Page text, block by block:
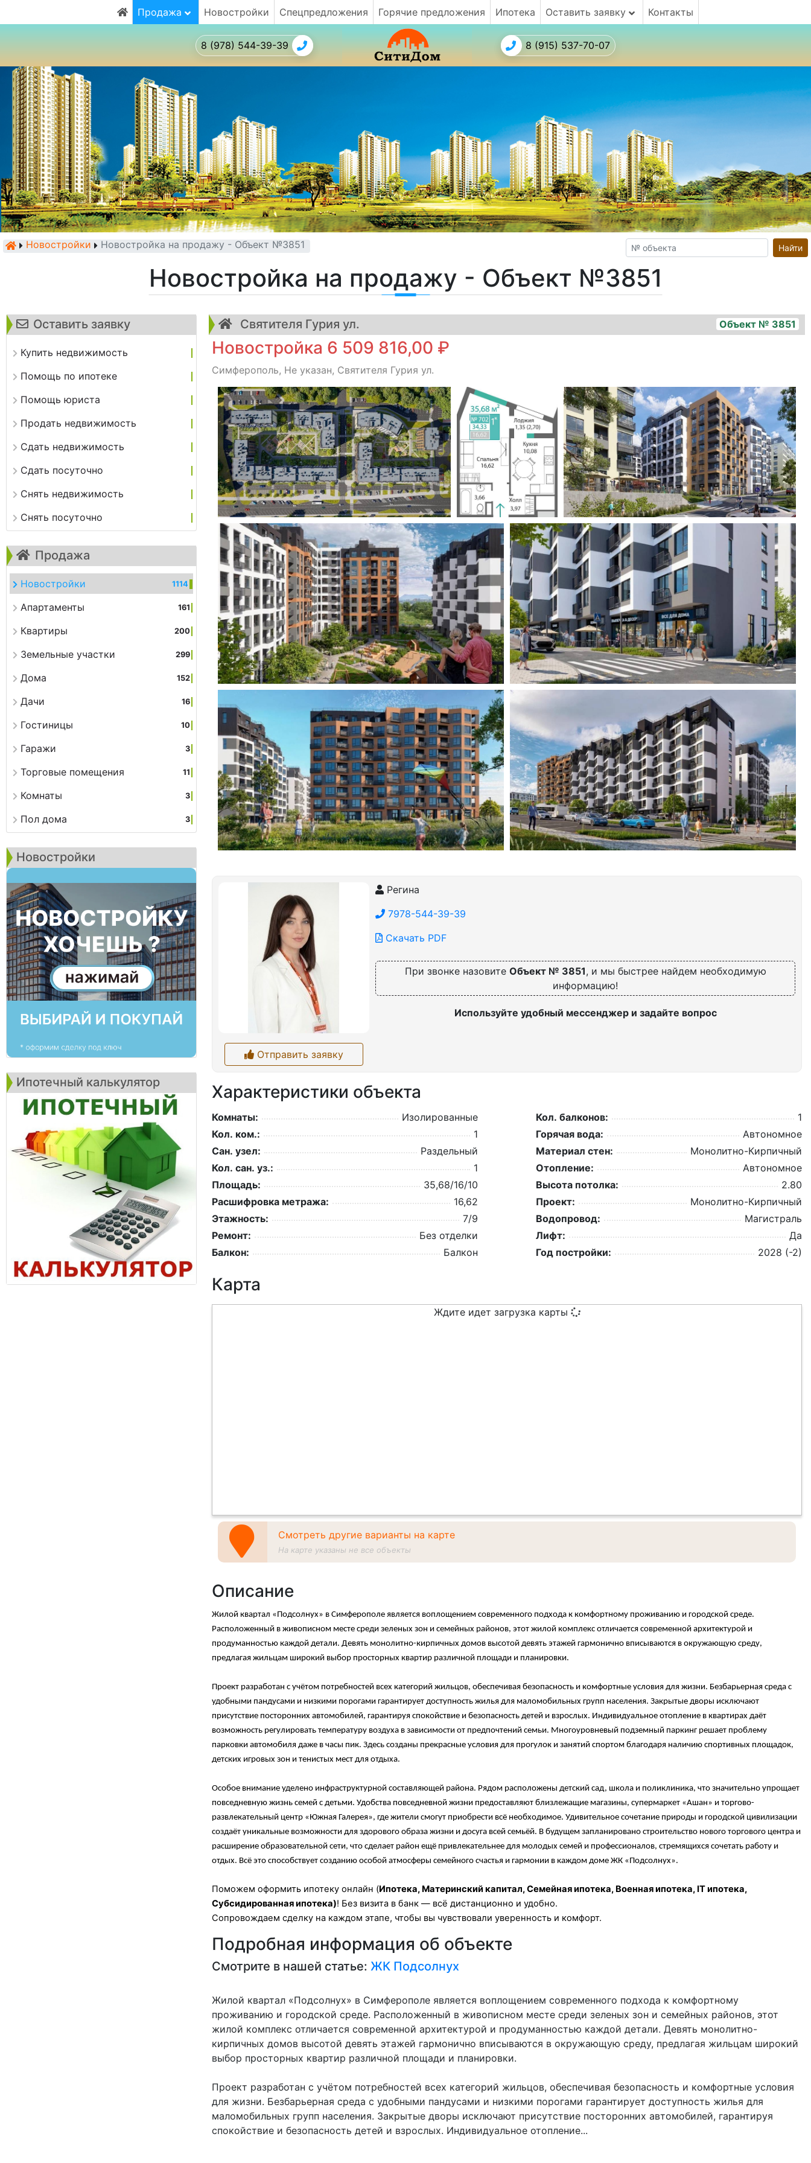
Продажа Новостройки Спецпредложения Горячие предложения Ипотека Оставить заявку Контакты
8 (978) 544-39-39 8 (915) 537-70-07
Новостройки Новостройка на продажу - Объект №3851 Найти
Новостройка на продажу - Объект №3851
Оставить заявку
Купить недвижимость
Помощь по ипотеке
Помощь юриста
Продать недвижимость
Сдать недвижимость
Сдать посуточно
Снять недвижимость
Снять посуточно
Продажа
Новостройки 1114
Апартаменты 161
Квартиры 200
Земельные участки 299
Дома 152
Дачи 16
Гостиницы 10
Гаражи 3
Торговые помещения 11
Комнаты 3
Пол дома 3
Новостройки
Ипотечный калькулятор
Святителя Гурия ул. Объект № 3851
Новостройка 6 509 816,00 ₽
Симферополь, Не указан, Святителя Гурия ул.
Отправить заявку
Регина
7978-544-39-39
Скачать PDF
При звонке назовите Объект № 3851, и мы быстрее найдем необходимую
информацию!
Используйте удобный мессенджер и задайте вопрос
Характеристики объекта
Комнаты:
Изолированные
Кол. ком.:
1
Сан. узел:
Раздельный
Кол. сан. уз.:
1
Площадь:
35,68/16/10
Расшифровка метража:
16,62
Этажность:
7/9
Ремонт:
Без отделки
Балкон:
Балкон
Кол. балконов:
1
Горячая вода:
Автономное
Материал стен:
Монолитно-Кирпичный
Отопление:
Автономное
Высота потолка:
2.80
Проект:
Монолитно-Кирпичный
Водопровод:
Магистраль
Лифт:
Да
Год постройки:
2028 (-2)
Карта
Ждите идет загрузка карты
Смотреть другие варианты на карте
На карте указаны не все объекты
Описание
Жилой квартал «Подсолнух» в Симферополе является воплощением современного подхода к комфортному проживанию и городской среде.
Расположенный в живописном месте среди зеленых зон и семейных районов, этот жилой комплекс отличается современной архитектурой и
продуманностью каждой детали. Девять монолитно-кирпичных домов высотой девять этажей гармонично вписываются в окружающую среду,
предлагая жильцам широкий выбор просторных квартир различной площади и планировки.
Проект разработан с учётом потребностей всех категорий жильцов, обеспечивая безопасность и комфортные условия для жизни. Безбарьерная среда с
удобными пандусами и низкими порогами гарантирует доступность жилья для маломобильных групп населения. Закрытые дворы исключают
присутствие посторонних автомобилей, гарантируя спокойствие и безопасность детей и взрослых. Индивидуальное отопление в квартирах даёт
возможность регулировать температуру воздуха в зависимости от предпочтений семьи. Многоуровневый подземный паркинг решает проблему
парковки автомобиля даже в часы пик. Здесь созданы прекрасные условия для прогулок и занятий спортом благодаря наличию спортивных площадок,
детских игровых зон и тенистых мест для отдыха.
Особое внимание уделено инфраструктурной составляющей района. Рядом расположены детский сад, школа и поликлиника, что значительно упрощает
повседневную жизнь семей с детьми. Удобства повседневной жизни предоставляют близлежащие магазины, супермаркет «Ашан» и торгово-
развлекательный центр «Южная Галерея», где жители смогут приобрести всё необходимое. Удивительное сочетание природы и городской цивилизации
создаёт уникальные возможности для здорового образа жизни и досуга всей семьёй. В будущем запланировано строительство нового торгового центра и
расширение образовательной сети, что сделает район ещё привлекательнее для молодых семей и профессионалов, стремящихся сочетать работу и
отдых. Всё это способствует созданию особой атмосферы семейного счастья и гармонии в каждом доме ЖК «Подсолнух».
Поможем оформить ипотеку онлайн (Ипотека, Материнский капитал, Семейная ипотека, Военная ипотека, IT ипотека,
Субсидированная ипотека)! Без визита в банк — всё дистанционно и удобно.
Сопровождаем сделку на каждом этапе, чтобы вы чувствовали уверенность и комфорт.
Подробная информация об объекте
Смотрите в нашей статье: ЖК Подсолнух
Жилой квартал «Подсолнух» в Симферополе является воплощением современного подхода к комфортному
проживанию и городской среде. Расположенный в живописном месте среди зеленых зон и семейных районов, этот
жилой комплекс отличается современной архитектурой и продуманностью каждой детали. Девять монолитно-
кирпичных домов высотой девять этажей гармонично вписываются в окружающую среду, предлагая жильцам широкий
выбор просторных квартир различной площади и планировки.
Проект разработан с учётом потребностей всех категорий жильцов, обеспечивая безопасность и комфортные условия
для жизни. Безбарьерная среда с удобными пандусами и низкими порогами гарантирует доступность жилья для
маломобильных групп населения. Закрытые дворы исключают присутствие посторонних автомобилей, гарантируя
спокойствие и безопасность детей и взрослых. Индивидуальное отопление...